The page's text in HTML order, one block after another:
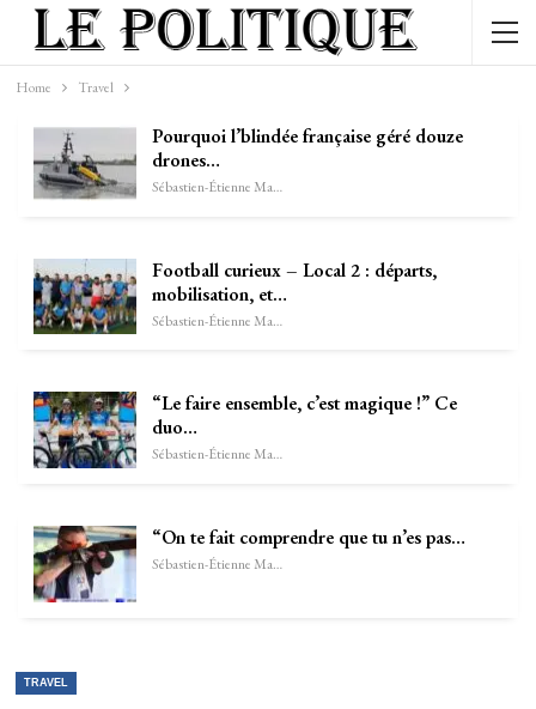
Home Travel
Pourquoi l’blindée française géré douze
drones…
Sébastien-Étienne Marechal
Football curieux – Local 2 : départs,
mobilisation, et…
Sébastien-Étienne Marechal
“Le faire ensemble, c’est magique !” Ce
duo…
Sébastien-Étienne Marechal
“On te fait comprendre que tu n’es pas…
Sébastien-Étienne Marechal
TRAVEL